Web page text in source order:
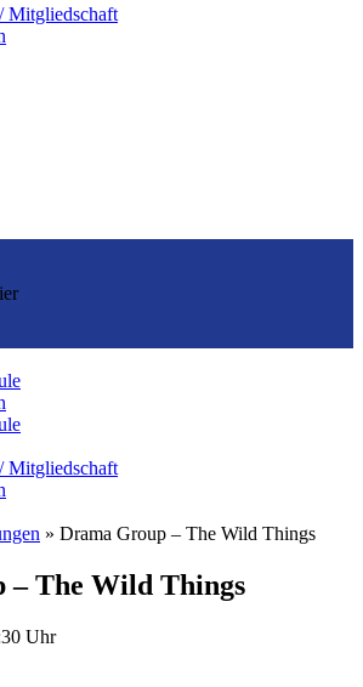
Mitgliedschaft
Mitgliedschaft
» Drama Group – The Wild Things
– The Wild Things
Uhr